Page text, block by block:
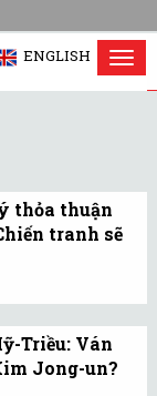
ENGLISH
thỏa thuận
tranh sẽ
tranh
Tiên sẽ
Triều: Ván
Jong-un?